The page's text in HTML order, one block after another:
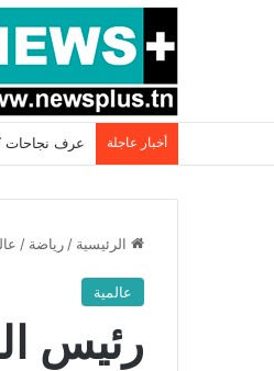
أخبار عاجلة بسبب
الرئيسية / رياضة /
عالمية
رئيس